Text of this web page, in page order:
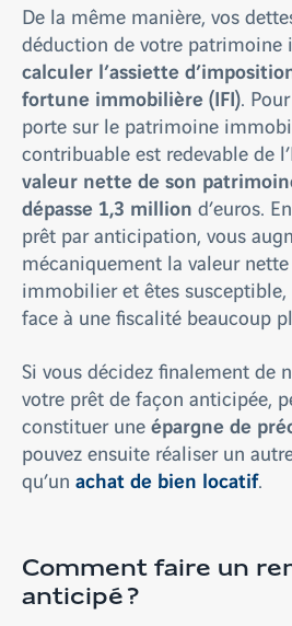
De la même manière, vos
déduction de votre
calculer l’assiette
fortune immobilière (IFI).
porte sur le patrimoine
contribuable est redevable de
valeur nette de son
dépasse 1,3 million d’euros.
prêt par anticipation, vous
mécaniquement la valeur
immobilier et êtes
face à une fiscalité beaucoup
Si vous décidez finalement de
votre prêt de façon anticipée,
constituer uneépargne de
pouvez ensuite réaliser un
qu’un achat de bien locatif.
Comment faire un
anticipé ?